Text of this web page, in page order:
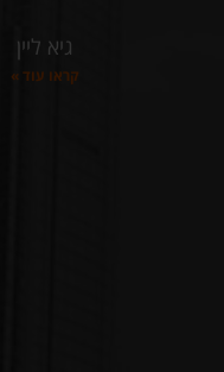
גיא ליין
קראו עוד »